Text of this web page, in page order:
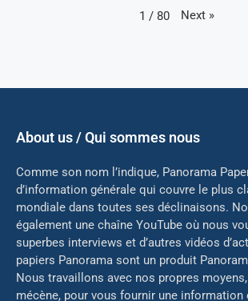
1 / 80 Next »
About us / Qui sommes nous
Comme son nom l’indique, Panorama
d’information générale qui couvre le plus
mondiale dans toutes ses déclinaisons.
également une chaîne YouTube où nous
superbes interviews et d’autres vidéos
papiers Panorama sont un produit
Nous travaillons avec nos propres
mécène, pour vous fournir une information